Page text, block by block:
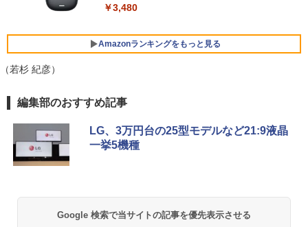
カメラ HP 最高峰 EliteBook 830 G5 中
古パソコン 安心サポート 初期設定済み
￥51,800
e i7 10610U メモリ16G M.2SSD256G W
11【中古】
￥49,800
5
代 Corei3/i5-8500T メモリ最大16GB SS
D1TB 二画面デュアル アウトレット オフ
IPS LED LCD ディスプレイ タッチスク
￥15,500
￥3,480
Amazonランキングをもっと見る
BRUCE WAYNE feat. Flo Milli, ATL Jacob
[Explicit]
￥250
[Explicit]
by Amazon 天然水 ラベルレス 500ml ×24本
富士山の天然水 バナジウム含有 水 ミネラル
ウォーター ペットボトル 静岡県産 500ミリリ
ットル (Smart Basic)
【Amazon.co.jp限定】 い・ろ・は・す 2L P
ET ラベルレス ×8本
薬屋のひとりごと 17巻 (デジタル版ビッグガ
ンガンコミックス)
￥770
クスDIGITAL)
（若杉 紀彦）
編集部のおすすめ記事
LG、3万円台の25型モデルなど21:9液晶
一挙5機種
Google 検索で当サイトの記事を優先表示させる